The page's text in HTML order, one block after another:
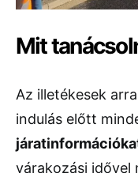
Mit
Az illetékesek
indulás előtt
várakozási idővel